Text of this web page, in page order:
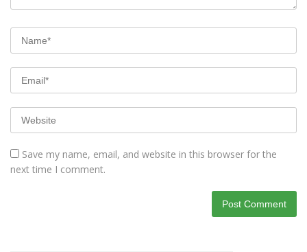
Save my name, email, and website in this browser for the
next time I comment.